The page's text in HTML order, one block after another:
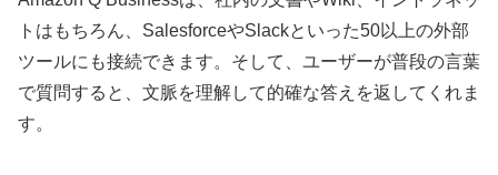
トはもちろん、SalesforceやSlackといった50以上の外部
ツールにも接続できます。そして、ユーザーが普段の言葉
で質問すると、文脈を理解して的確な答えを返してくれま
す。